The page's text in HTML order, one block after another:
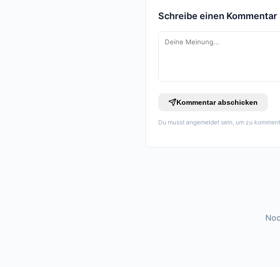
Schreibe einen Kommentar
Kommentar abschicken
Du musst angemeldet sein, um zu